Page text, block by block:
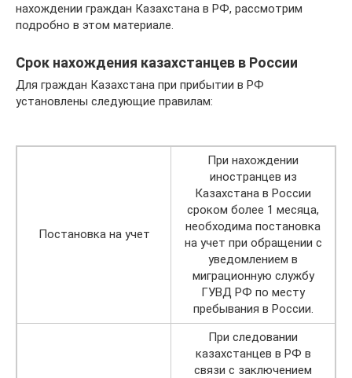
нахождении граждан Казахстана в РФ, рассмотрим
подробно в этом материале.
Срок нахождения казахстанцев в России
Для граждан Казахстана при прибытии в РФ
установлены следующие правилам:
Постановка на учет
При нахождении
иностранцев из
Казахстана в России
сроком более 1 месяца,
необходима постановка
на учет при обращении с
уведомлением в
миграционную службу
ГУВД РФ по месту
пребывания в России.
При следовании
казахстанцев в РФ в
связи с заключением